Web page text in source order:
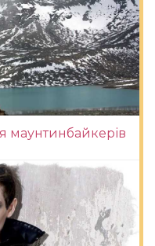
маунтинбайкерів